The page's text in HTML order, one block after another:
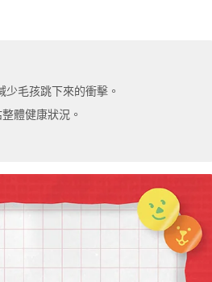
毛孩跳下來的衝擊。
體健康狀況。